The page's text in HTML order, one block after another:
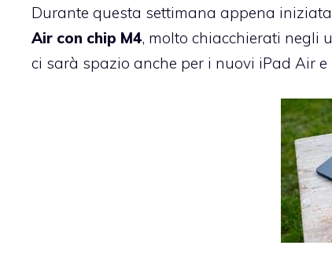
Durante questa settimana appena
Air con chip M4, molto chiacchierati negli
ci sarà spazio anche per i nuovi iPad Air